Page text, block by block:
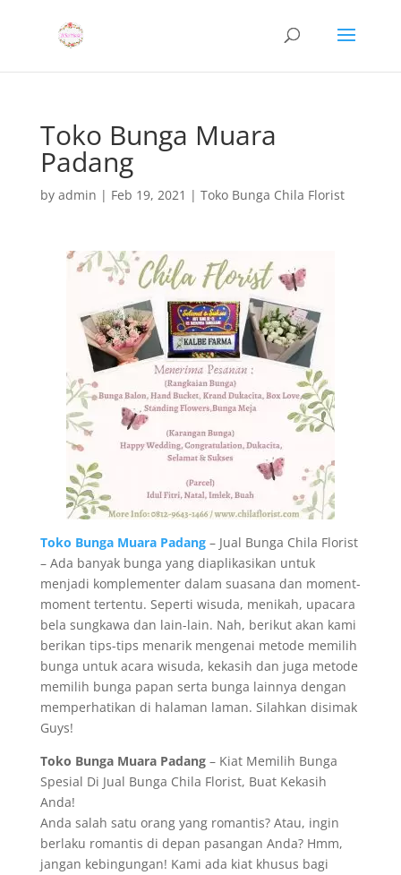
Toko Bunga Muara
Padang
by admin | Feb 19, 2021 | Toko Bunga Chila Florist
Toko Bunga Muara Padang– Jual Bunga Chila Florist
– Ada banyak bunga yang diaplikasikan untuk
menjadi komplementer dalam suasana dan moment-
moment tertentu. Seperti wisuda, menikah, upacara
bela sungkawa dan lain-lain. Nah, berikut akan kami
berikan tips-tips menarik mengenai metode memilih
bunga untuk acara wisuda, kekasih dan juga metode
memilih bunga papan serta bunga lainnya dengan
memperhatikan di halaman laman. Silahkan disimak
Guys!
Toko Bunga Muara Padang– Kiat Memilih Bunga
Spesial Di Jual Bunga Chila Florist, Buat Kekasih
Anda!
Anda salah satu orang yang romantis? Atau, ingin
berlaku romantis di depan pasangan Anda? Hmm,
jangan kebingungan! Kami ada kiat khusus bagi